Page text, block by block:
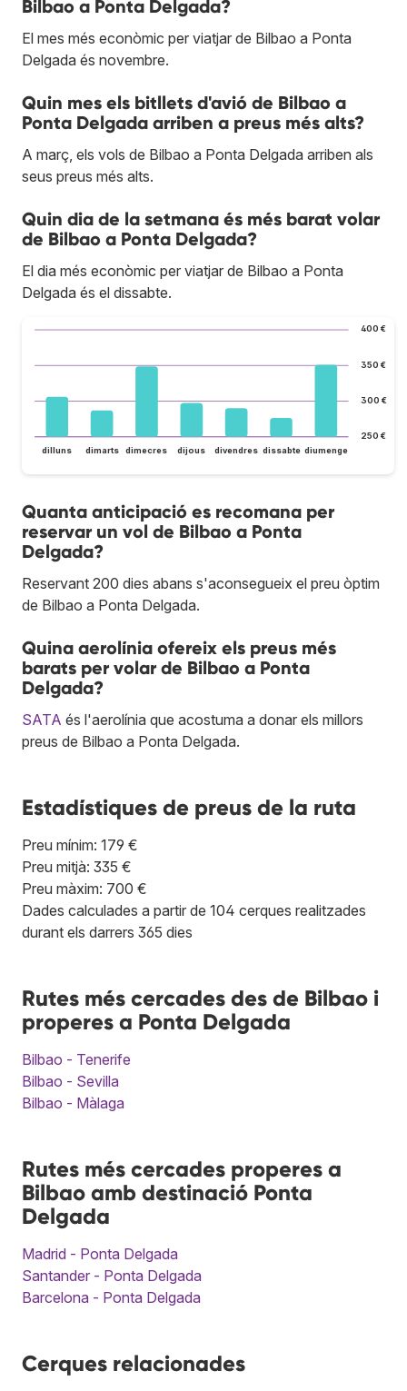
Bilbao a Ponta Delgada?
El mes més econòmic per viatjar de Bilbao a Ponta
Delgada és novembre.
Quin mes els bitllets d'avió de Bilbao a
Ponta Delgada arriben a preus més alts?
A març, els vols de Bilbao a Ponta Delgada arriben als
seus preus més alts.
Quin dia de la setmana és més barat volar
de Bilbao a Ponta Delgada?
El dia més econòmic per viatjar de Bilbao a Ponta
Delgada és el dissabte.
250 €
300 €
350 €
400 €
dilluns dimarts dimecres dijous divendres dissabte diumenge
Quanta anticipació es recomana per
reservar un vol de Bilbao a Ponta
Delgada?
Reservant 200 dies abans s'aconsegueix el preu òptim
de Bilbao a Ponta Delgada.
Quina aerolínia ofereix els preus més
barats per volar de Bilbao a Ponta
Delgada?
SATA és l'aerolínia que acostuma a donar els millors
preus de Bilbao a Ponta Delgada.
Estadístiques de preus de la ruta
Preu mínim: 179 €
Preu mitjà: 335 €
Preu màxim: 700 €
Dades calculades a partir de 104 cerques realitzades
durant els darrers 365 dies
Rutes més cercades des de Bilbao i
properes a Ponta Delgada
Bilbao - Tenerife
Bilbao - Sevilla
Bilbao - Màlaga
Rutes més cercades properes a
Bilbao amb destinació Ponta
Delgada
Madrid - Ponta Delgada
Santander - Ponta Delgada
Barcelona - Ponta Delgada
Cerques relacionades